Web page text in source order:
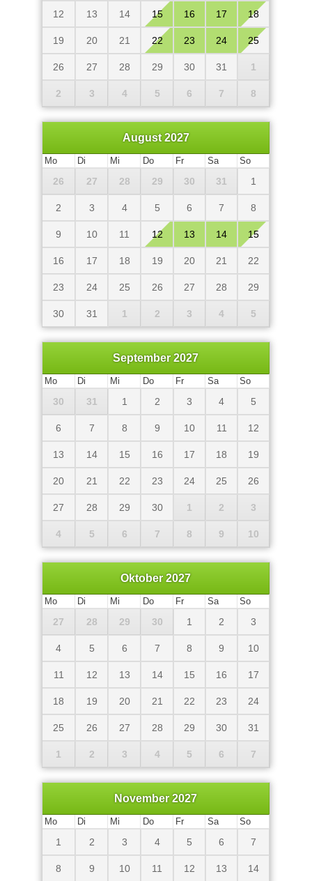
12 13 14 15 16 17 18
19 20 21 22 23 24 25
26 27 28 29 30 31 1
2 3 4 5 6 7 8
August 2027
Mo Di Mi Do Fr Sa So
26 27 28 29 30 31 1
2 3 4 5 6 7 8
9 10 11 12 13 14 15
16 17 18 19 20 21 22
23 24 25 26 27 28 29
30 31 1 2 3 4 5
September 2027
Mo Di Mi Do Fr Sa So
30 31 1 2 3 4 5
6 7 8 9 10 11 12
13 14 15 16 17 18 19
20 21 22 23 24 25 26
27 28 29 30 1 2 3
4 5 6 7 8 9 10
Oktober 2027
Mo Di Mi Do Fr Sa So
27 28 29 30 1 2 3
4 5 6 7 8 9 10
11 12 13 14 15 16 17
18 19 20 21 22 23 24
25 26 27 28 29 30 31
1 2 3 4 5 6 7
November 2027
Mo Di Mi Do Fr Sa So
1 2 3 4 5 6 7
8 9 10 11 12 13 14